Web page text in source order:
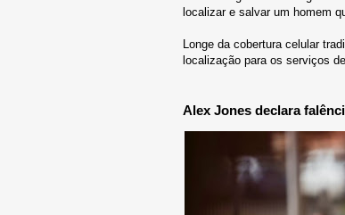
localizar e salvar um homem
Longe da cobertura celular
localização para os serviços
Alex Jones declara